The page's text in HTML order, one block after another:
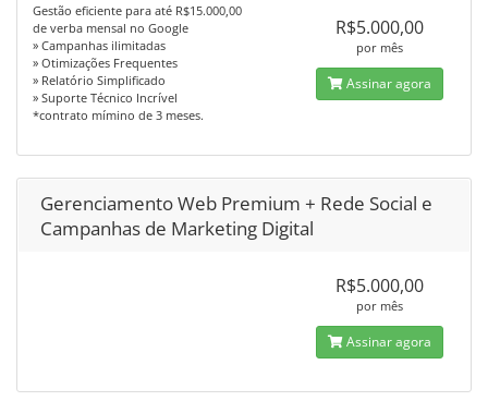
Gestão eficiente para até R$15.000,00
de verba mensal no Google
» Campanhas ilimitadas
» Otimizações Frequentes
» Relatório Simplificado
» Suporte Técnico Incrível
*contrato mímino de 3 meses.
R$5.000,00
por mês
Assinar agora
Gerenciamento Web Premium + Rede Social e
Campanhas de Marketing Digital
R$5.000,00
por mês
Assinar agora